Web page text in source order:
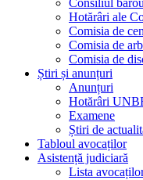
Consiliul
Hotărâri ale
Comisia de
Comisia de
Comisia de
Știri și anunțuri
Anunțuri
Hotărâri
Examene
Știri de
Tabloul avocaților
Asistență judiciară
Lista